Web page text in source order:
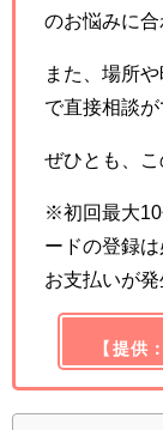
のお悩みに合
また、場所
で直接相談
ぜひとも、こ
※初回最大10
ードの登録
お支払いが発
【提供